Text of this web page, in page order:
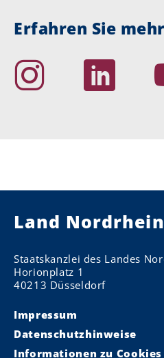
Erfahren Sie mehr
Land
Staatskanzlei des Landes
Horionplatz 1
40213 Düsseldorf
Impressum
Datenschutzhinweise
Informationen zu Cookies